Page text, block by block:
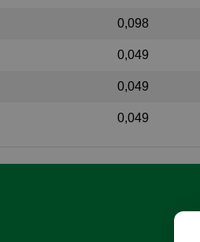
0,098
0,049
0,049
0,049